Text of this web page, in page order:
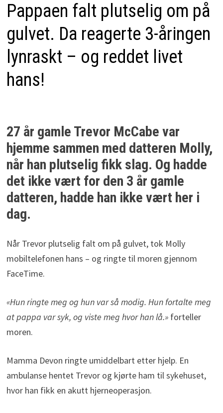
Pappaen falt plutselig om på
gulvet. Da reagerte 3-åringen
lynraskt – og reddet livet
hans!
27 år gamle Trevor McCabe var
hjemme sammen med datteren Molly,
når han plutselig fikk slag. Og hadde
det ikke vært for den 3 år gamle
datteren, hadde han ikke vært her i
dag.
Når Trevor plutselig falt om på gulvet, tok Molly
mobiltelefonen hans – og ringte til moren gjennom
FaceTime.
«Hun ringte meg og hun var så modig. Hun fortalte meg
at pappa var syk, og viste meg hvor han lå.»forteller
moren.
Mamma Devon ringte umiddelbart etter hjelp. En
ambulanse hentet Trevor og kjørte ham til sykehuset,
hvor han fikk en akutt hjerneoperasjon.